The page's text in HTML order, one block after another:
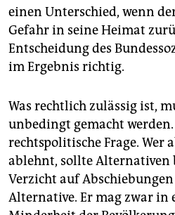
einen Unterschied, wenn
Gefahr in seine Heimat
Entscheidung des
im Ergebnis richtig.
Was rechtlich zulässig ist,
unbedingt gemacht
rechtspolitische Frage. Wer
ablehnt, sollte Alternativen
Verzicht auf
Alternative. Er mag zwar in